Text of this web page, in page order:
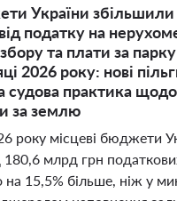
України збільшили
податку на
та плати за
2026 року: нові
судова практика щодо
за землю
року місцеві бюджети
млрд грн
15,5% більше, ніж у